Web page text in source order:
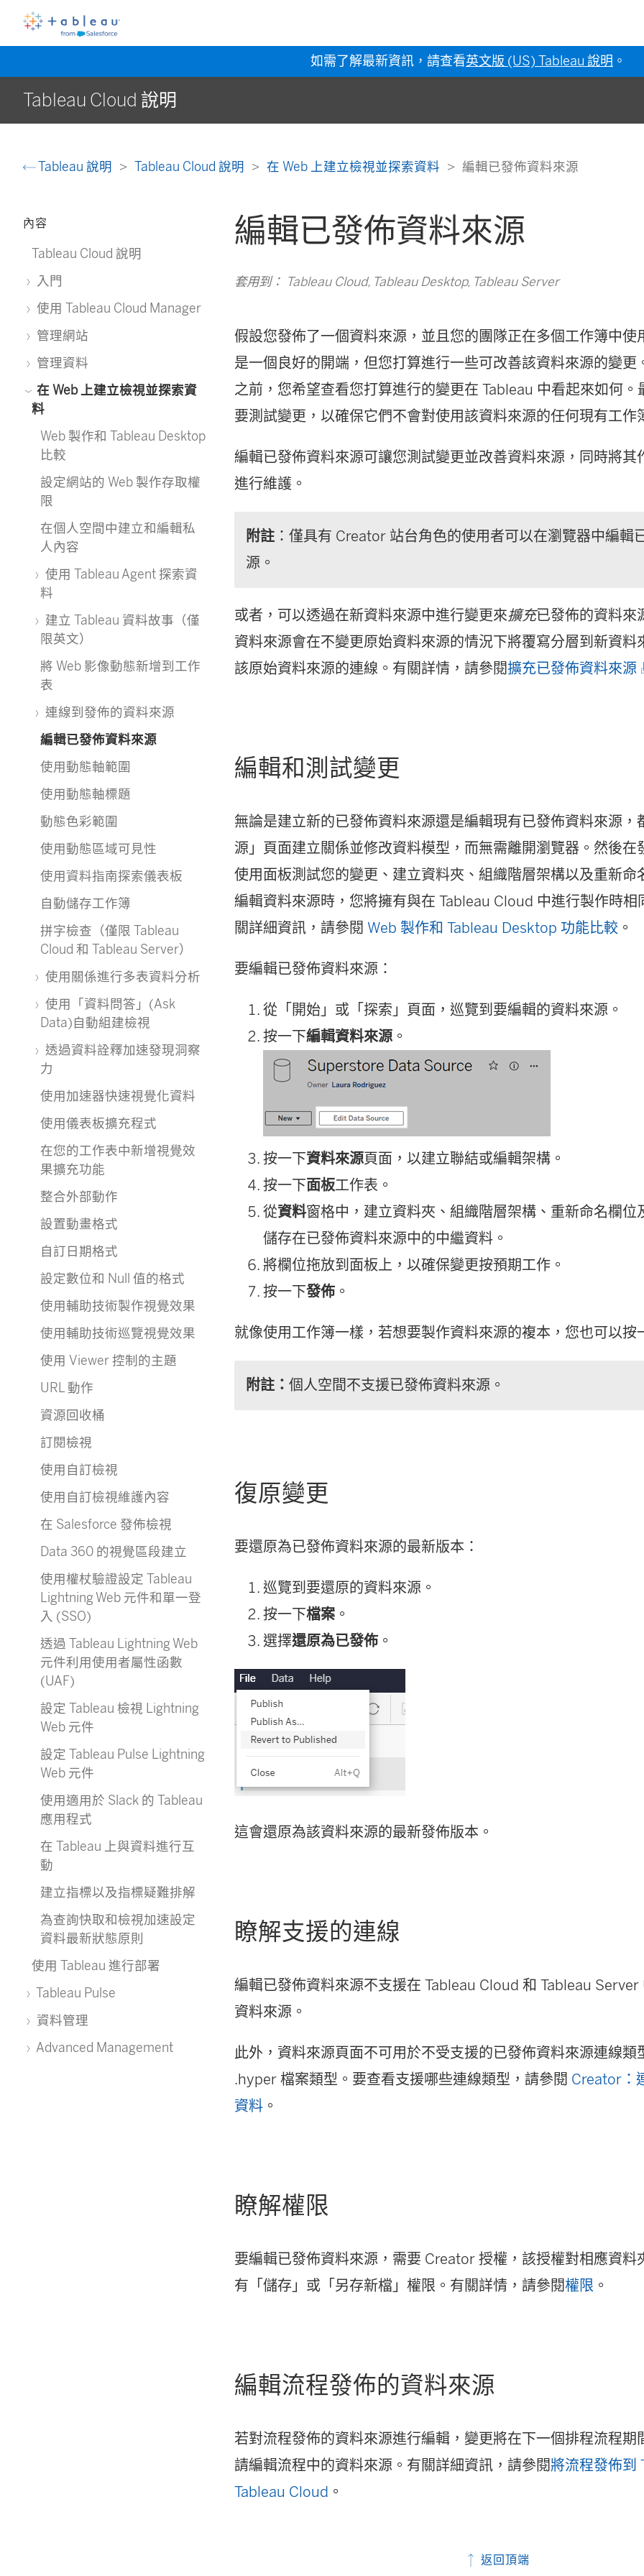
如需了解最新資訊，請查看英文版 (US) Tableau 說明 。
Tableau Cloud 說明
Tableau 說明 Tableau Cloud 說明 在 Web 上建立檢視並探索資料 編輯已發佈資料來源
內容
Tableau Cloud 說明
入門
使用 Tableau Cloud Manager
管理網站
管理資料
在 Web 上建立檢視並探索資
料
Web 製作和 Tableau Desktop
比較
設定網站的 Web 製作存取權
限
在個人空間中建立和編輯私
人內容
使用 Tableau Agent 探索資
料
建立 Tableau 資料故事（僅
限英文）
將 Web 影像動態新增到工作
表
連線到發佈的資料來源
編輯已發佈資料來源
使用動態軸範圍
使用動態軸標題
動態色彩範圍
使用動態區域可見性
使用資料指南探索儀表板
自動儲存工作簿
拼字檢查（僅限 Tableau
Cloud 和 Tableau Server）
使用關係進行多表資料分析
使用「資料問答」(Ask
Data)自動組建檢視
透過資料詮釋加速發現洞察
力
使用加速器快速視覺化資料
使用儀表板擴充程式
在您的工作表中新增視覺效
果擴充功能
整合外部動作
設置動畫格式
自訂日期格式
設定數位和 Null 值的格式
使用輔助技術製作視覺效果
使用輔助技術巡覽視覺效果
使用 Viewer 控制的主題
URL 動作
資源回收桶
訂閱檢視
使用自訂檢視
使用自訂檢視維護內容
在 Salesforce 發佈檢視
Data 360 的視覺區段建立
使用權杖驗證設定 Tableau
Lightning Web 元件和單一登
入 (SSO)
透過 Tableau Lightning Web
元件利用使用者屬性函數
(UAF)
設定 Tableau 檢視 Lightning
Web 元件
設定 Tableau Pulse Lightning
Web 元件
使用適用於 Slack 的 Tableau
應用程式
在 Tableau 上與資料進行互
動
建立指標以及指標疑難排解
為查詢快取和檢視加速設定
資料最新狀態原則
使用 Tableau 進行部署
Tableau Pulse
資料管理
Advanced Management
編輯已發佈資料來源
套用到： Tableau Cloud, Tableau Desktop, Tableau Server
假設您發佈了一個資料來源，並且您的團隊正在多個工作簿中使
是一個良好的開端，但您打算進行一些可改善該資料來源的變更
之前，您希望查看您打算進行的變更在 Tableau 中看起來如何。
要測試變更，以確保它們不會對使用該資料來源的任何現有工作
編輯已發佈資料來源可讓您測試變更並改善資料來源，同時將其
進行維護。
附註 ：僅具有 Creator 站台角色的使用者可以在瀏覽器中編輯
源。
或者，可以透過在新資料來源中進行變更來擴充已發佈的資料來
資料來源會在不變更原始資料來源的情況下將覆寫分層到新資料
該原始資料來源的連線。有關詳情，請參閱擴充已發佈資料來源 (
)
編輯和測試變更
無論是建立新的已發佈資料來源還是編輯現有已發佈資料來源，
源」頁面建立關係並修改資料模型，而無需離開瀏覽器。然後在
使用面板測試您的變更、建立資料夾、組織階層架構以及重新命
編輯資料來源時，您將擁有與在 Tableau Cloud 中進行製作時相
關詳細資訊，請參閱 Web 製作和 Tableau Desktop 功能比較 。
要編輯已發佈資料來源：
從「開始」或「探索」頁面，巡覽到要編輯的資料來源。
按一下編輯資料來源 。
按一下資料來源頁面，以建立聯結或編輯架構。
按一下面板工作表。
從資料窗格中，建立資料夾、組織階層架構、重新命名欄位
儲存在已發佈資料來源中的中繼資料。
將欄位拖放到面板上，以確保變更按預期工作。
按一下發佈 。
就像使用工作簿一樣，若想要製作資料來源的複本，您也可以按
附註：個人空間不支援已發佈資料來源。
復原變更
要還原為已發佈資料來源的最新版本：
巡覽到要還原的資料來源。
按一下檔案 。
選擇還原為已發佈 。
這會還原為該資料來源的最新發佈版本。
瞭解支援的連線
編輯已發佈資料來源不支援在Tableau Cloud 和Tableau Server
資料來源。
此外，資料來源頁面不可用於不受支援的已發佈資料來源連線類
.hyper 檔案類型。要查看支援哪些連線類型，請參閱 Creator：
資料 。
瞭解權限
要編輯已發佈資料來源，需要 Creator 授權，該授權對相應資料
有「儲存」或「另存新檔」權限。有關詳情，請參閱權限 。
編輯流程發佈的資料來源
若對流程發佈的資料來源進行編輯，變更將在下一個排程流程期
請編輯流程中的資料來源。有關詳細資訊，請參閱將流程發佈到
Tableau Cloud 。
返回頂端